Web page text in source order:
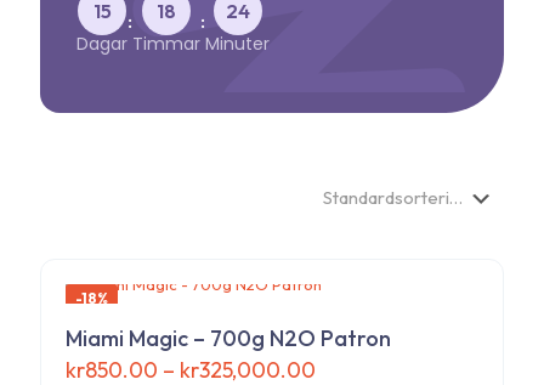
15
Dagar
:
18
Timmar
:
24
Minuter
-18%
Miami Magic – 700g N2O Patron
kr850.00 – kr325,000.00